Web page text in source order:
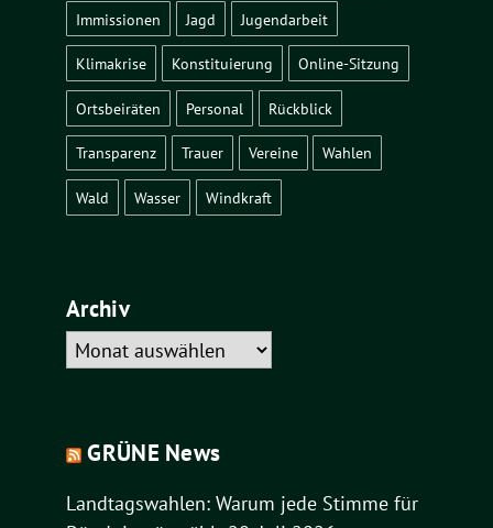
Immissionen Jagd Jugendarbeit
Klimakrise Konstituierung Online-Sitzung
Ortsbeiräten Personal Rückblick
Transparenz Trauer Vereine Wahlen
Wald Wasser Windkraft
Archiv
Archiv
GRÜNE News
Landtagswahlen: Warum jede Stimme für